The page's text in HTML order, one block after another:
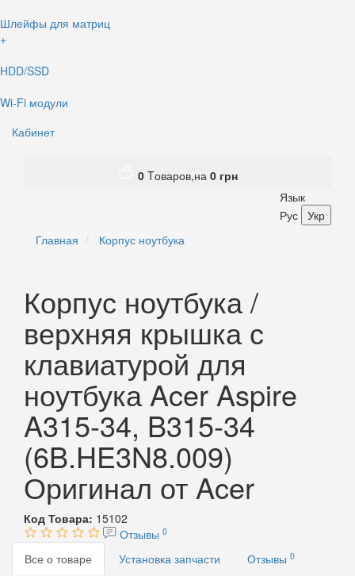
Шлейфы для матриц
+
HDD/SSD
Wi-Fi модули
Кабинет
0 Tоваров,на 0 грн
Язык
Рус Укр
Главная
Корпус ноутбука
Корпус ноутбука /
верхняя крышка с
клавиатурой для
ноутбука Acer Aspire
A315-34, B315-34
(6B.HE3N8.009)
Оригинал от Acer
Код Товара: 15102
Отзывы 0
Все о товаре Установка запчасти Отзывы 0